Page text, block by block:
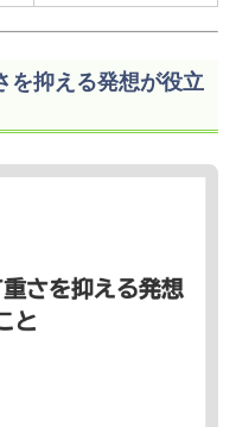
を抑える発想が役立